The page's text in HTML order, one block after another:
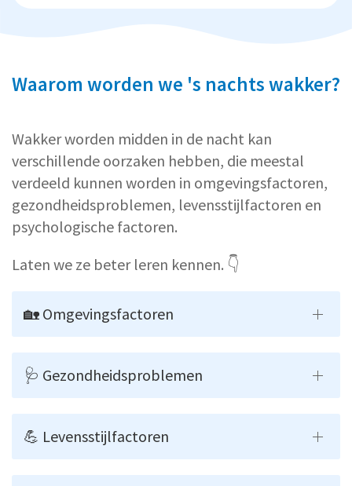
Waarom worden we 's nachts wakker?
Wakker worden midden in de nacht kan
verschillende oorzaken hebben, die meestal
verdeeld kunnen worden in omgevingsfactoren,
gezondheidsproblemen, levensstijlfactoren en
psychologische factoren.
Laten we ze beter leren kennen. 👇
🏡 Omgevingsfactoren
🩺 Gezondheidsproblemen
💪 Levensstijlfactoren